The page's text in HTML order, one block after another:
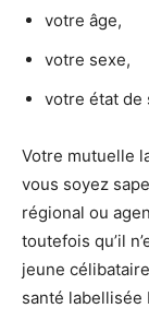
votre âge,
votre sexe,
votre état de
Votre mutuelle
vous soyez
régional ou
toutefois qu’il
jeune
santé labellisée